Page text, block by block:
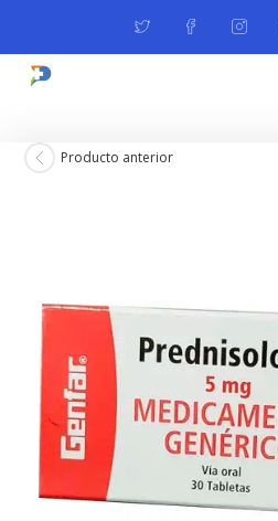
Producto anterior